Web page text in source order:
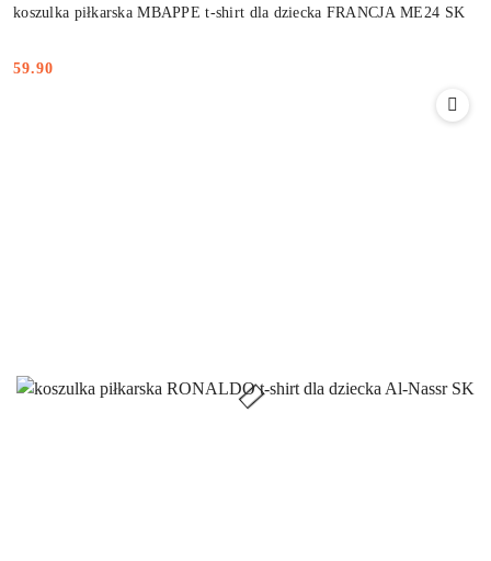
koszulka piłkarska MBAPPE t-shirt dla dziecka FRANCJA ME24 SK
Cena:
59.90